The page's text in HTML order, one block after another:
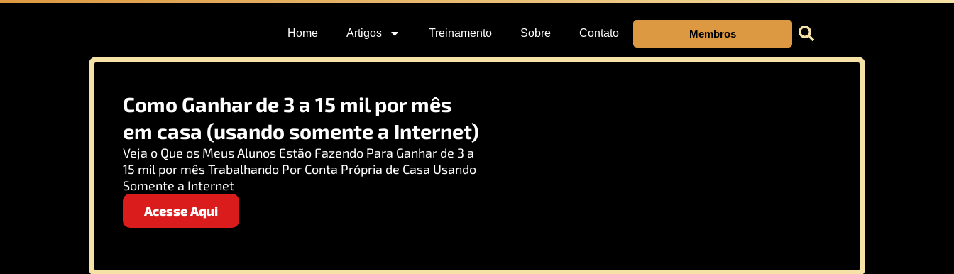
Home Artigos Treinamento Sobre Contato Membros
Como Ganhar de 3 a 15 mil por mês
em casa (usando somente a Internet)
Veja o Que os Meus Alunos Estão Fazendo Para Ganhar de 3 a
15 mil por mês Trabalhando Por Conta Própria de Casa Usando
Somente a Internet
Acesse Aqui